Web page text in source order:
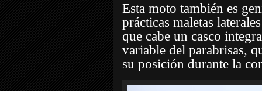
Esta moto también es
prácticas maletas
que cabe un casco
variable del parabrisas,
su posición durante la